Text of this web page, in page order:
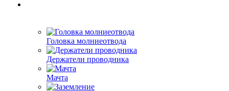
Головка молниеотвода
Держатели проводника
Мачта